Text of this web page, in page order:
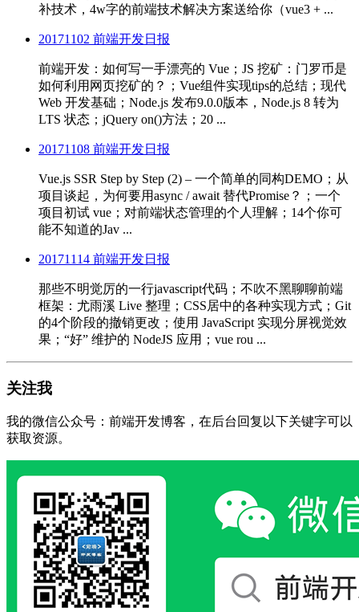
补技术，4w字的前端技术解决方案送给你（vue3 + ...
20171102 前端开发日报
前端开发：如何写一手漂亮的 Vue；JS 挖矿：门罗币是
如何利用网页挖矿的？；Vue组件实现tips的总结；现代
Web 开发基础；Node.js 发布9.0.0版本，Node.js 8 转为
LTS 状态；jQuery on()方法；20 ...
20171108 前端开发日报
Vue.js SSR Step by Step (2) – 一个简单的同构DEMO；从
项目谈起，为何要用async / await 替代Promise？；一个
项目初试 vue；对前端状态管理的个人理解；14个你可
能不知道的Jav ...
20171114 前端开发日报
那些不明觉厉的一行javascript代码；不吹不黑聊聊前端
框架：尤雨溪 Live 整理；CSS居中的各种实现方式；Git
的4个阶段的撤销更改；使用 JavaScript 实现分屏视觉效
果；“好” 维护的 NodeJS 应用；vue rou ...
关注我
我的微信公众号：前端开发博客，在后台回复以下关键字可以
获取资源。